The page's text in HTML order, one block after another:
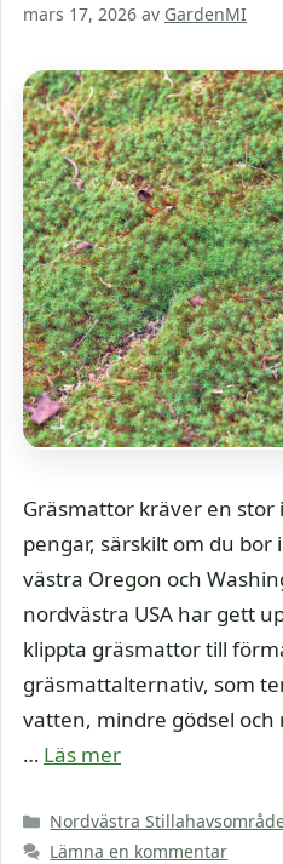
mars 17, 2026 av GardenMI
Gräsmattor kräver en stor
pengar, särskilt om du
västra Oregon och
nordvästra USA har gett
klippta gräsmattor till
gräsmattalternativ, som
vatten, mindre gödsel och
… Läs mer
Kategorier
Nordvästra
Lämna en kommentar